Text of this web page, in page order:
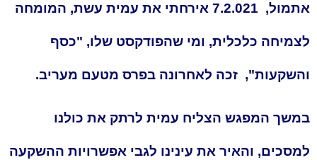
אתמול, 7.2.021 אירחתי את עמית עשת, המומחה
לצמיחה כלכלית, ומי שהפודקסט שלו, "כסף
והשקעות", זכה לאחרונה בפרס מטעם מעריב.
במשך המפגש הצליח עמית לרתק את כולנו
למסכים, והאיר את עינינו לגבי אפשרויות ההשקעה